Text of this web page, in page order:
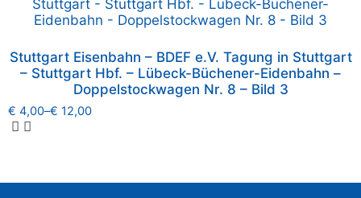
Stuttgart Eisenbahn – BDEF e.V. Tagung in Stuttgart
– Stuttgart Hbf. – Lübeck-Büchener-Eidenbahn –
Doppelstockwagen Nr. 8 – Bild 3
€ 4,00–€ 12,00